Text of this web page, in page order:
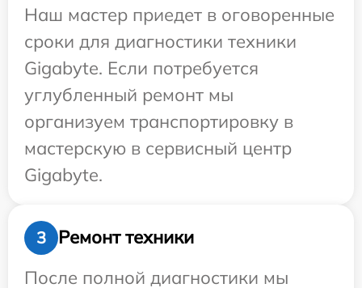
Наш мастер приедет в оговоренные
сроки для диагностики техники
Gigabyte. Если потребуется
углубленный ремонт мы
организуем транспортировку в
мастерскую в сервисный центр
Gigabyte.
3
Ремонт техники
После полной диагностики мы